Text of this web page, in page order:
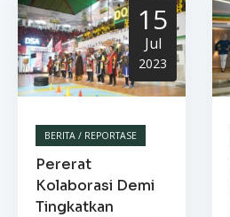
15
Jul
2023
BERITA / REPORTASE
Pererat
Kolaborasi Demi
Tingkatkan